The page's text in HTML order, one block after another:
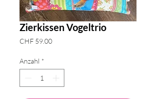
Zierkissen Vogeltrio
CHF 59.00Preis
Anzahl *